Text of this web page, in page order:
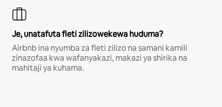
Je, unatafuta fleti zilizowekewa huduma?
Airbnb ina nyumba za fleti zilizo na samani kamili
zinazofaa kwa wafanyakazi, makazi ya shirika na
mahitaji ya kuhama.